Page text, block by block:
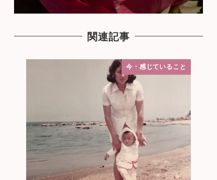
関連記事
今・感じていること